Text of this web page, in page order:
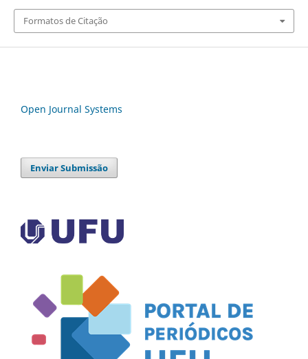
Formatos de Citação
Open Journal Systems
Enviar Submissão